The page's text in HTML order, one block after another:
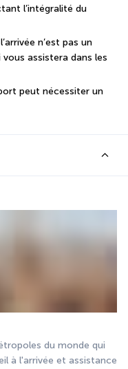
l’intégralité du
n’est pas un
assistera dans les
peut nécessiter un
du monde qui
à l'arrivée et assistance